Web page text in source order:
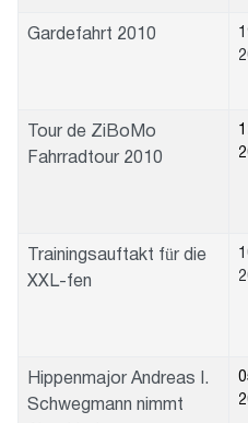
Gardefahrt 2010
Tour de ZiBoMo
Fahrradtour 2010
Trainingsauftakt für die
XXL-fen
Hippenmajor Andreas I.
Schwegmann nimmt